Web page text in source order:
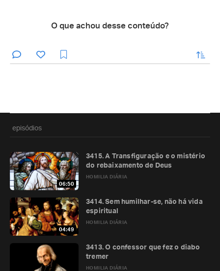
O que achou desse conteúdo?
enviar
episódios
06:50
HOMILIA DIÁRIA
3415. A Transfiguração e o mistério
do rebaixamento de Deus
04:49
HOMILIA DIÁRIA
3414. Sem humilhar-se, não há vida
espiritual
HOMILIA DIÁRIA
3413. O confessor que fez o diabo
tremer